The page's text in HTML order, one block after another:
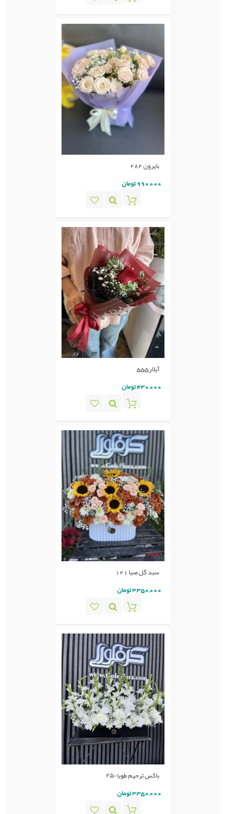
بایرون 282
990,000 تومان
آیلار555
430,000 تومان
سبد گل صبا 121
3,350,000 تومان
باکس ترحیم طوبا ٢۵٠
3,350,000 تومان